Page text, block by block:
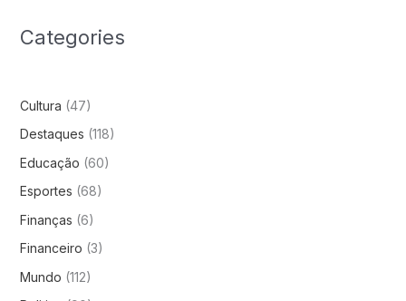
Categories
Cultura (47)
Destaques (118)
Educação (60)
Esportes (68)
Finanças (6)
Financeiro (3)
Mundo (112)